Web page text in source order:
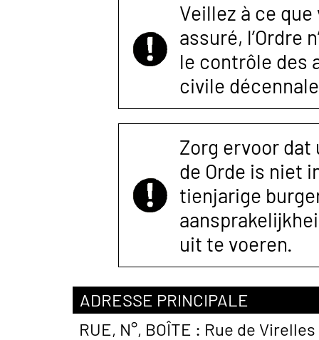
Veillez à ce
assuré, l’Ordre
le contrôle des
civile
Zorg ervoor
de Orde is niet
tienjarige
uit te voeren.
ADRESSE PRINCIPALE
RUE, N°, BOÎTE : Rue de Virelles